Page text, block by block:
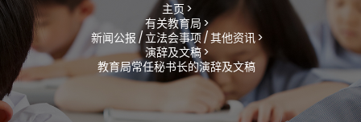
主页 >
有关教育局 >
新闻公报 / 立法会事项 / 其他资讯 >
演辞及文稿 >
教育局常任秘书长的演辞及文稿